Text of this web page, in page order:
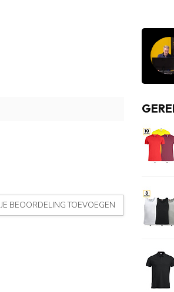
JE BEOORDELING TOEVOEGEN